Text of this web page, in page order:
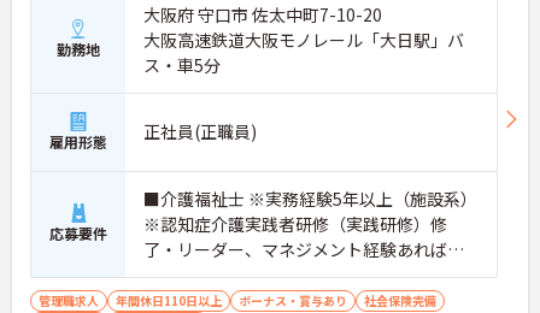
勤務地
大阪府 守口市 佐太中町7-10-20
大阪高速鉄道大阪モノレール「大日駅」バ
ス・車5分
雇用形態 正社員(正職員)
応募要件
■介護福祉士 ※実務経験5年以上（施設系）
※認知症介護実践者研修（実践研修）修
了・リーダー、マネジメント経験あれば尚
可
管理職求人 年間休日110日以上 ボーナス・賞与あり
社会保険完備